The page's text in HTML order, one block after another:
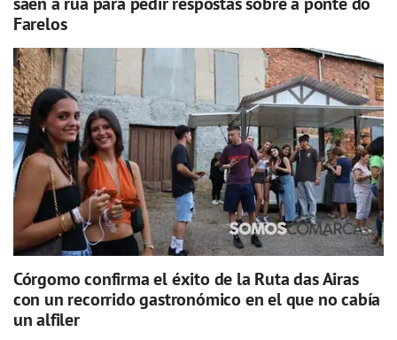
Farelos
Córgomo confirma el éxito de la Ruta das Airas
con un recorrido gastronómico en el que no cabía
un alfiler